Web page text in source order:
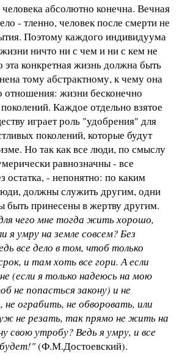
абсолютно конечна. Вечная
- тленно, человек после смерти не
Поэтому каждого индивидуума
ничто ни с чем и ни с кем не
эта конкретная жизнь должна быть
тому абстрактному, к чему она
отношения: жизни бесконечно
Каждое отдельно взятое
играет роль "удобрения" для
поколений, которые будут
Но так как все люди, по смыслу
равнозначны - все
остатка, - непонятно: по каким
должны служить другим, одни
быть принесены в жертву другим.
чего мне тогда жить хорошо,
я умру на земле совсем? Без
все дело в том, чтоб только
и там хоть все гори. А если
(если я только надеюсь на мою
не попасться закону) и не
не ограбить, не обворовать, или
не резать, так прямо не жить на
свою утробу? Ведь я умру, и все
(Ф.М.Достоевский).